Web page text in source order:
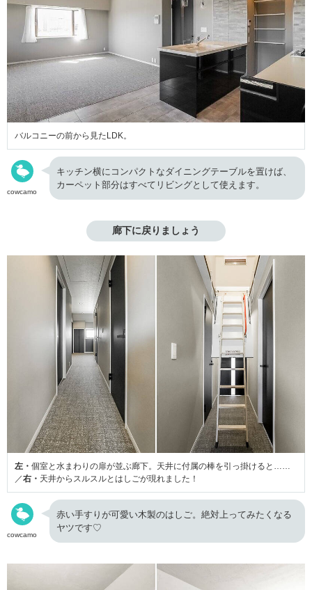
バルコニーの前から見たLDK。
cowcamo
キッチン横にコンパクトなダイニングテーブルを置けば、
カーペット部分はすべてリビングとして使えます。
廊下に戻りましょう
左・ 個室と水まわりの扉が並ぶ廊下。天井に付属の棒を引っ掛けると……
／右・ 天井からスルスルとはしごが現れました！
cowcamo
赤い手すりが可愛い木製のはしご。絶対上ってみたくなる
ヤツです♡